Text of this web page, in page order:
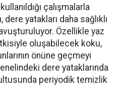
çalışmalarla
dere yatakları daha sağlıklı
Özellikle yaz
oluşabilecek koku,
önüne geçmeyi
dere yataklarında
periyodik temizlik